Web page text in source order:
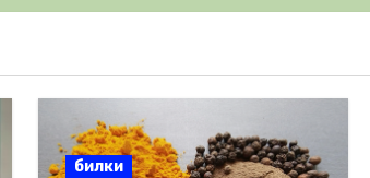
билки